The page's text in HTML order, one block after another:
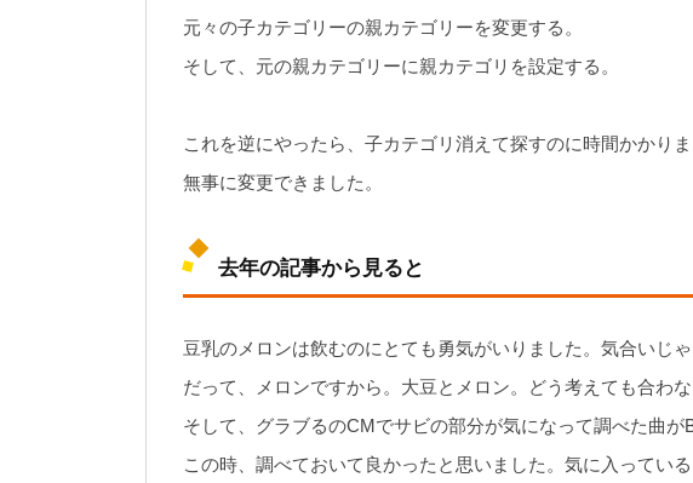
元々の子カテゴリーの親カテゴリーを変更する。
そして、元の親カテゴリーに親カテゴリを設定する。
これを逆にやったら、子カテゴリ消えて探すのに時間かかりま
無事に変更できました。
去年の記事から見ると
豆乳のメロンは飲むのにとても勇気がいりました。気合いじ
だって、メロンですから。大豆とメロン。どう考えても合わな
そして、グラブるのCMでサビの部分が気になって調べた曲が
この時、調べておいて良かったと思いました。気に入ってい